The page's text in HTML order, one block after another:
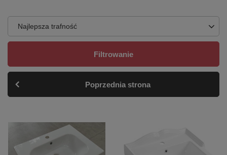
Najlepsza trafność
Filtrowanie
Poprzednia strona